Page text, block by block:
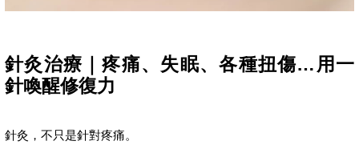
針灸治療｜疼痛、失眠、各種扭傷…用一
針喚醒修復力
針灸，不只是針對疼痛。